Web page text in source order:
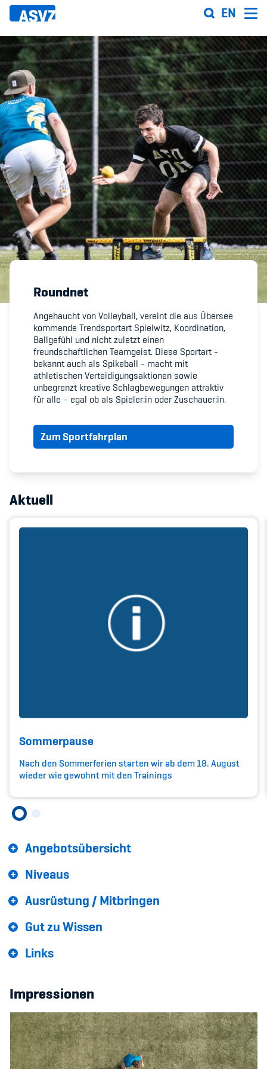
Direkt
zum
EN
Sportfahrplan
Sportarten
Sportanlagen
Events
ASVZ@home
Member's Manual / FAQ
Fairplay
Teilnahmeberechtigung
Academy
Diversität & Inklusion
Schwangerschaft & Sport
Spitzensport & Studium
Offene Stellen
Mitgliedervereine
Sponsoren und Partner
Roundnet
Angehaucht von Volleyball, vereint die aus Übersee
kommende Trendsportart Spielwitz, Koordination,
Ballgefühl und nicht zuletzt einen
freundschaftlichen Teamgeist. Diese Sportart -
bekannt auch als Spikeball - macht mit
athletischen Verteidigungsaktionen sowie
unbegrenzt kreative Schlagbewegungen attraktiv
für alle – egal ob als Spieler:in oder Zuschauer:in.
Zum Sportfahrplan
Aktuell
Sommerpause
Nach den Sommerferien starten wir ab dem 18. August
wieder wie gewohnt mit den Trainings
Angebotsübersicht
Niveaus
Ausrüstung / Mitbringen
Gut zu Wissen
Links
Impressionen